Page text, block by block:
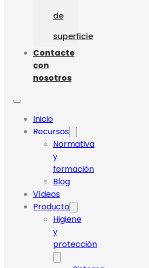
de
superficie
Contacte
con
nosotros
Inicio
Recursos
Normativa
y
formación
Blog
Vídeos
Producto
Higiene
y
protección